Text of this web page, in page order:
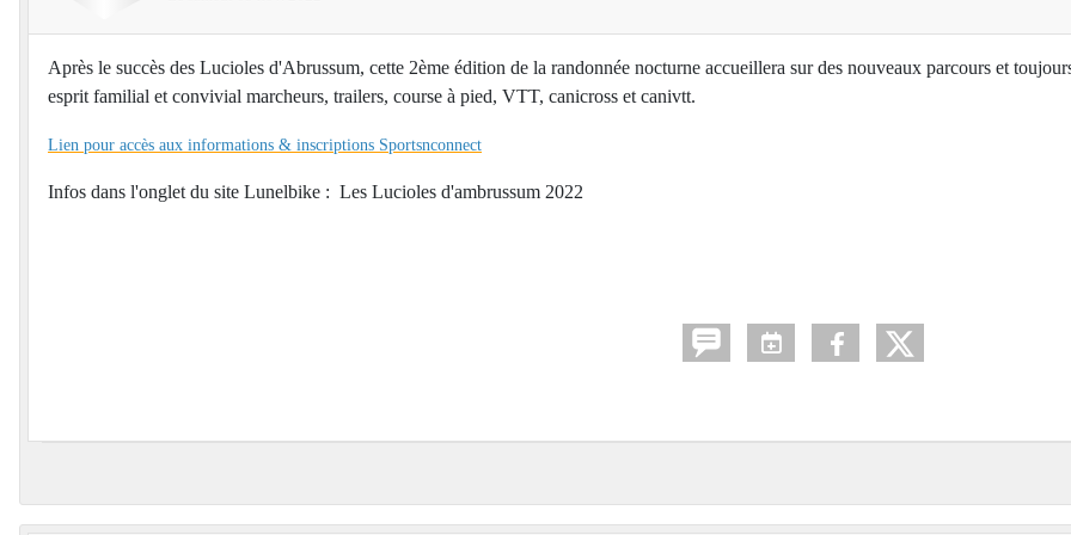
Après le succès des Lucioles d'Abrussum, cette 2ème édition de la randonnée nocturne accueillera sur des nouveaux parcours et
esprit familial et convivial marcheurs, trailers, course à pied, VTT, canicross et canivtt.
Lien pour accès aux informations & inscriptions Sportsnconnect
Infos dans l'onglet du site Lunelbike : Les Lucioles d'ambrussum 2022